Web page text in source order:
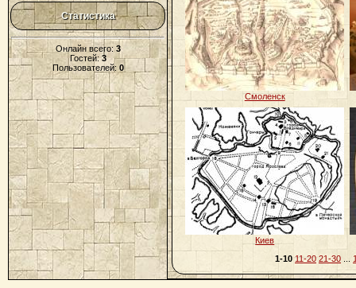
Статистика
Онлайн всего: 3
Гостей:3
Пользователей: 0
Смоленск
Киев
1-10 11-20 21-30